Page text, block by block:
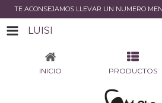
TE ACONSEJAMOS LLEVAR UN NUMERO
LUISI
INICIO PRODUCTOS